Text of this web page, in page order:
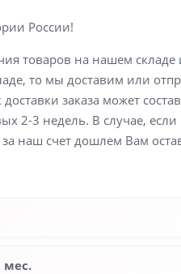
России!
товаров на нашем
то мы доставим или
заказа может
2-3 недель. В случае,
наш счет дошлем Вам
мес.